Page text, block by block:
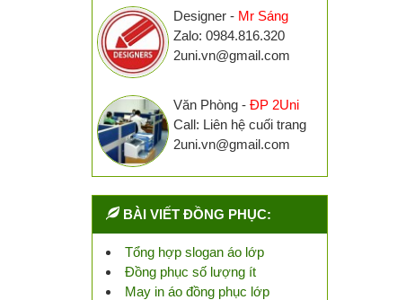
Designer - Mr Sáng
Zalo: 0984.816.320
2uni.vn@gmail.com
Văn Phòng - ĐP 2Uni
Call: Liên hệ cuối trang
2uni.vn@gmail.com
BÀI VIẾT ĐỒNG PHỤC:
Tổng hợp slogan áo lớp
Đồng phục số lượng ít
May in áo đồng phục lớp